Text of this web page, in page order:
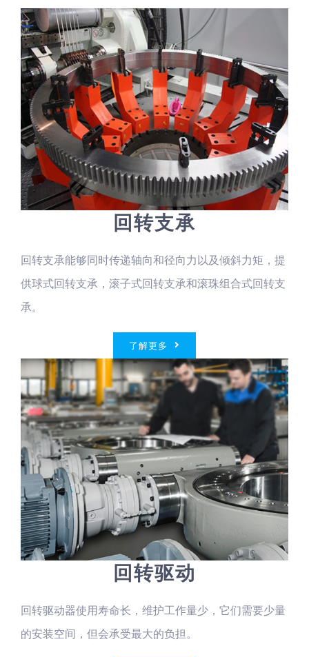
回转支承
回转支承能够同时传递轴向和径向力以及倾斜力矩，提
供球式回转支承，滚子式回转支承和滚珠组合式回转支
承。
了解更多
回转驱动
回转驱动器使用寿命长，维护工作量少，它们需要少量
的安装空间，但会承受最大的负担。